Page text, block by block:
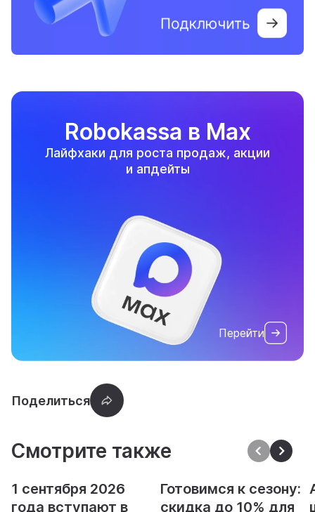
Robokassa в Max
Лайфхаки для роста продаж, акции
и апдейты
Перейти
Смотрите также
1 сентября 2026
года вступают в
Готовимся к сезону:
скидка до 10% для